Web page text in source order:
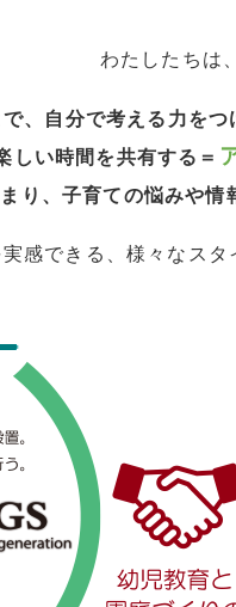
わたしたちは、
、自分で考える力をつ
しい時間を共有する＝
り、子育ての悩みや情
感できる、様々なス